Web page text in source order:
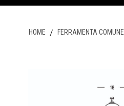
HOME / FERRAMENTA COMUNE